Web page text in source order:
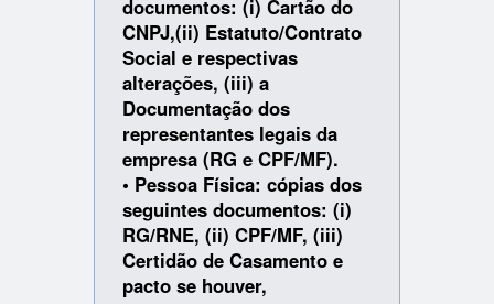
documentos: (i) Cartão do
CNPJ,(ii) Estatuto/Contrato
Social e respectivas
alterações, (iii) a
Documentação dos
representantes legais da
empresa (RG e CPF/MF).
• Pessoa Física: cópias dos
seguintes documentos: (i)
RG/RNE, (ii) CPF/MF, (iii)
Certidão de Casamento e
pacto se houver,